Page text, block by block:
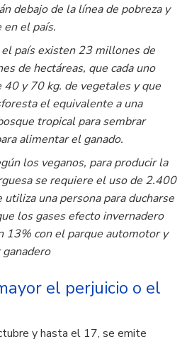
debajo de la línea de pobreza y
en el país.
país existen 23 millones de
de hectáreas, que cada uno
40 y 70 kg. de vegetales y que
el equivalente a una
tropical para sembrar
alimentar el ganado.
los veganos, para producir la
se requiere el uso de 2.400
una persona para ducharse
los gases efecto invernadero
13% con el parque automotor y
el perjuicio o el
y hasta el 17, se emite